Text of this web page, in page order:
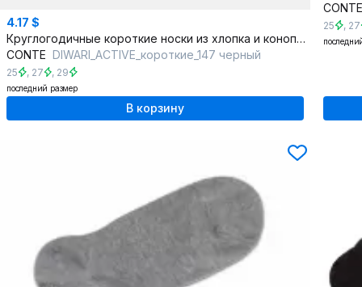
4.17 $
Круглогодичные короткие носки из хлопка и конопли для чувствительной кожи
CONTE DIWARI_ACTIVE_короткие_147 черный
25 , 27 , 29
последний размер
В корзину
25 , 27